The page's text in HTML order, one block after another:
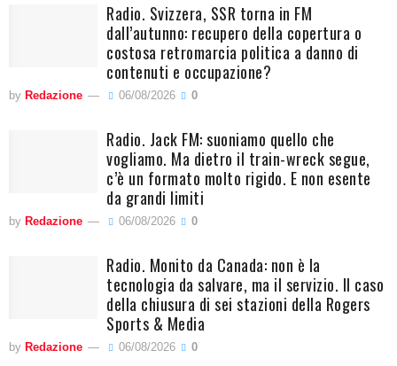
Radio. Svizzera, SSR torna in FM
dall’autunno: recupero della copertura o
costosa retromarcia politica a danno di
contenuti e occupazione?
by Redazione 06/08/2026 0
Radio. Jack FM: suoniamo quello che
vogliamo. Ma dietro il train-wreck segue,
c’è un formato molto rigido. E non esente
da grandi limiti
by Redazione 06/08/2026 0
Radio. Monito da Canada: non è la
tecnologia da salvare, ma il servizio. Il caso
della chiusura di sei stazioni della Rogers
Sports & Media
by Redazione 06/08/2026 0